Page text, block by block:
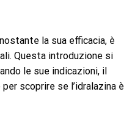
la sua efficacia, è
Questa introduzione si
le sue indicazioni, il
scoprire se l’idralazina